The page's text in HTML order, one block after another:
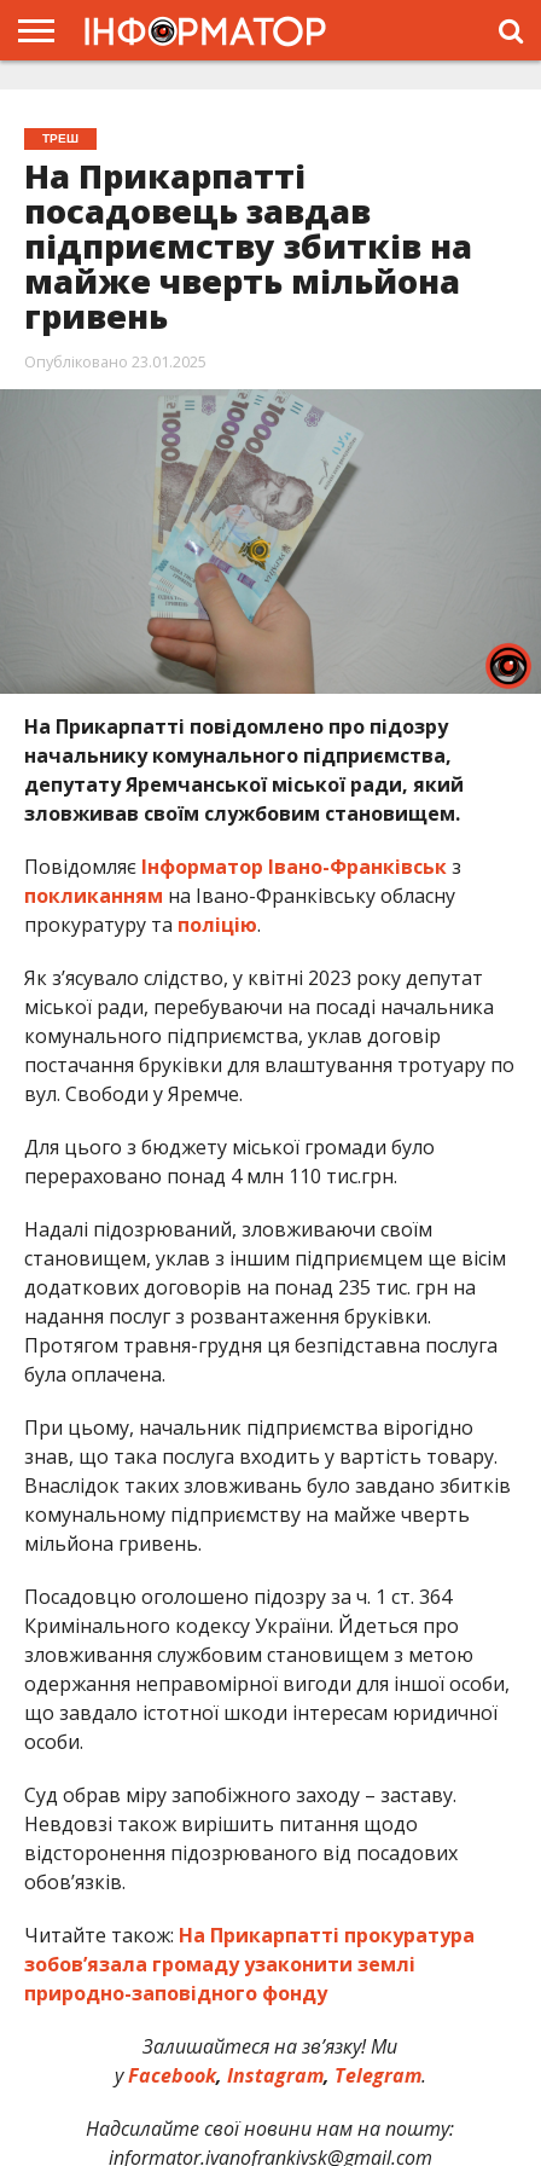
ТРЕШ
На Прикарпатті
посадовець завдав
підприємству збитків на
майже чверть мільйона
гривень
Опубліковано 23.01.2025
На Прикарпатті повідомлено про підозру
начальнику комунального підприємства,
депутату Яремчанської міської ради, який
зловживав своїм службовим становищем.
Повідомляє Інформатор Івано-Франківськз
покликанням на Івано-Франківську обласну
прокуратуру та поліцію.
Як з’ясувало слідство, у квітні 2023 року депутат
міської ради, перебуваючи на посаді начальника
комунального підприємства, уклав договір
постачання бруківки для влаштування тротуару по
вул. Свободи у Яремче.
Для цього з бюджету міської громади було
перераховано понад 4 млн 110 тис.грн.
Надалі підозрюваний, зловживаючи своїм
становищем, уклав з іншим підприємцем ще вісім
додаткових договорів на понад 235 тис. грн на
надання послуг з розвантаження бруківки.
Протягом травня-грудня ця безпідставна послуга
була оплачена.
При цьому, начальник підприємства вірогідно
знав, що така послуга входить у вартість товару.
Внаслідок таких зловживань було завдано збитків
комунальному підприємству на майже чверть
мільйона гривень.
Посадовцю оголошено підозру за ч. 1 ст. 364
Кримінального кодексу України. Йдеться про
зловживання службовим становищем з метою
одержання неправомірної вигоди для іншої особи,
що завдало істотної шкоди інтересам юридичної
особи.
Суд обрав міру запобіжного заходу – заставу.
Невдовзі також вирішить питання щодо
відсторонення підозрюваного від посадових
обов’язків.
Читайте також: На Прикарпатті прокуратура
зобов’язала громаду узаконити землі
природно-заповідного фонду
Залишайтеся на зв’язку! Ми
уFacebook, Instagram, Telegram.
Надсилайте свої новини нам на пошту:
informator.ivanofrankivsk@gmail.com